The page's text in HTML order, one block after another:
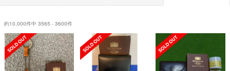
約10,000件中 3565 - 3600件